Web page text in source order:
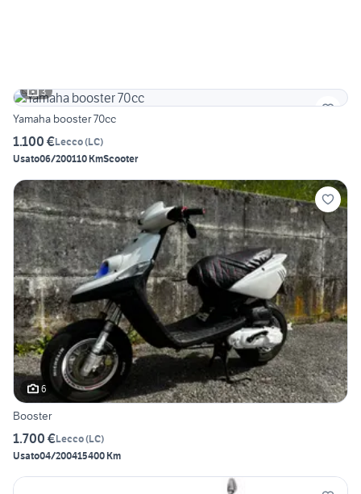
3
Yamaha booster 70cc
1.100 €Lecco(LC)
Usato06/200110 KmScooter
6
Booster
1.700 €Lecco(LC)
Usato04/200415400 Km